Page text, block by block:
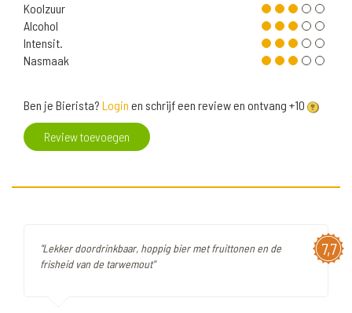
Koolzuur
Alcohol
Intensit.
Nasmaak
Ben je Bierista? Login en schrijf een review en ontvang +10
Review toevoegen
7,7
"Lekker doordrinkbaar, hoppig bier met fruittonen en de
frisheid van de tarwemout"